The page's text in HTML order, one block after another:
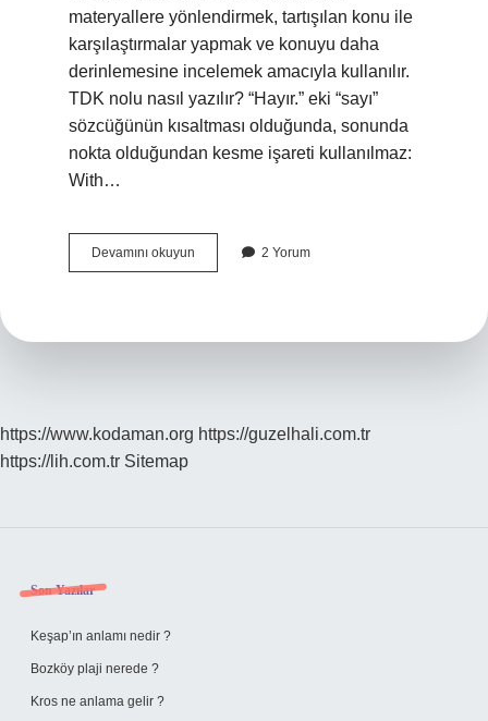
materyallere yönlendirmek, tartışılan konu ile
karşılaştırmalar yapmak ve konuyu daha
derinlemesine incelemek amacıyla kullanılır.
TDK nolu nasıl yazılır? “Hayır.” eki “sayı”
sözcüğünün kısaltması olduğunda, sonunda
nokta olduğundan kesme işareti kullanılmaz:
With…
Devamını okuyun
Kısaltması
2 Yorum
https://www.kodaman.org https://guzelhali.com.tr
https://lih.com.tr Sitemap
Sidebar
Son Yazılar
Keşap’ın anlamı nedir ?
Bozköy plaji nerede ?
Kros ne anlama gelir ?